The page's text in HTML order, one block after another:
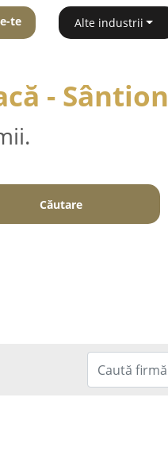
te Alte industrii
- Sântion
Căutare